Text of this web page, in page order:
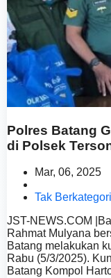
Polres Batang
di Polsek
Mar, 06, 2025
Tak Berkategori
JST-NEWS.COM
Rahmat Mulyana
Batang melakukan
Rabu (5/3/2025).
Batang Kompol